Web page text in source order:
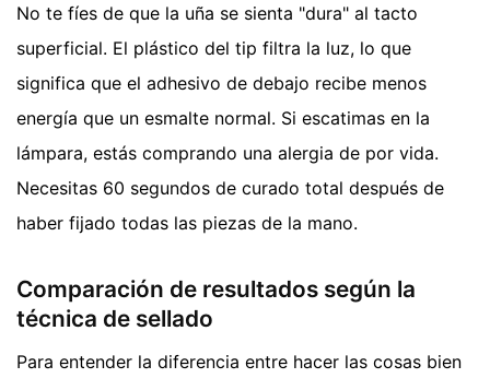
No te fíes de que la uña se sienta "dura" al tacto
superficial. El plástico del tip filtra la luz, lo que
significa que el adhesivo de debajo recibe menos
energía que un esmalte normal. Si escatimas en la
lámpara, estás comprando una alergia de por vida.
Necesitas 60 segundos de curado total después de
haber fijado todas las piezas de la mano.
Comparación de resultados según la
técnica de sellado
Para entender la diferencia entre hacer las cosas bien